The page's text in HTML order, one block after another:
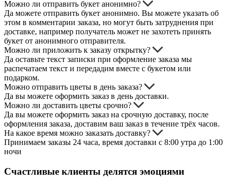
Можно ли отправить букет анонимно?
Да можете отправить букет анонимно. Вы можете указать об
этом в комментарии заказа, но могут быть затруднения при
доставке, например получатель может не захотеть принять
букет от анонимного отправителя.
Можно ли приложить к заказу открытку?
Да оставьте текст записки при оформление заказа мы
распечатаем текст и передадим вместе с букетом или
подарком.
Можно отправить цветы в день заказа?
Да вы можете оформить заказ в день доставки.
Можно ли доставить цветы срочно?
Да вы можете оформить заказ на срочную доставку, после
оформления заказа, доставим ваш заказ в течение трёх часов.
На какое время можно заказать доставку?
Принимаем заказы 24 часа, время доставки с 8:00 утра до 1:00
ночи
Счастливые клиенты делятся эмоциями